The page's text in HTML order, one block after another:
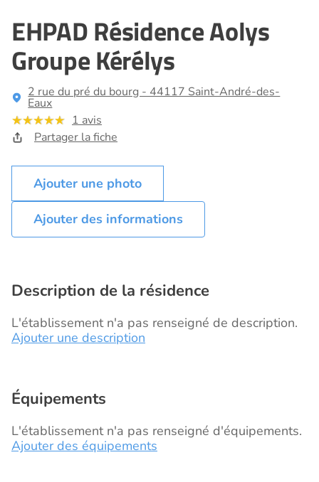
EHPAD Résidence Aolys
Groupe Kérélys
2 rue du pré du bourg - 44117 Saint-André-des-
Eaux
1 avis
Partager la fiche
Ajouter des informations
Description de la résidence
L'établissement n'a pas renseigné de description.
Ajouter une description
Équipements
L'établissement n'a pas renseigné d'équipements.
Ajouter des équipements